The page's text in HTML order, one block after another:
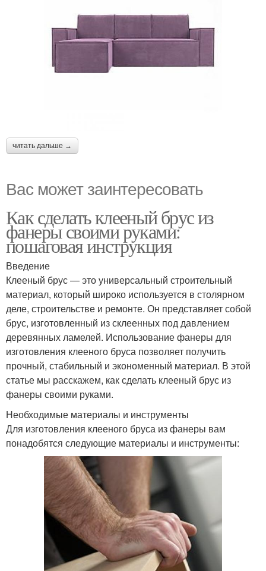
читать дальше →
Вас может заинтересовать
Как сделать клееный брус из
фанеры своими руками:
пошаговая инструкция
Введение
Клееный брус — это универсальный строительный
материал, который широко используется в столярном
деле, строительстве и ремонте. Он представляет собой
брус, изготовленный из склеенных под давлением
деревянных ламелей. Использование фанеры для
изготовления клееного бруса позволяет получить
прочный, стабильный и экономенный материал. В этой
статье мы расскажем, как сделать клееный брус из
фанеры своими руками.
Необходимые материалы и инструменты
Для изготовления клееного бруса из фанеры вам
понадобятся следующие материалы и инструменты: